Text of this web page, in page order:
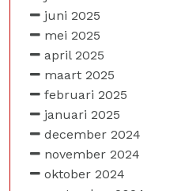
juni 2025
mei 2025
april 2025
maart 2025
februari 2025
januari 2025
december 2024
november 2024
oktober 2024